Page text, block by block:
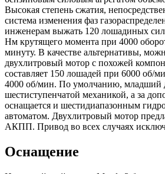
Высокая степень сжатия,
система изменения фаз
инженерам выжать 120 лошадиных
Нм крутящего момента при 4000
минуту. В качестве альтернативы,
двухлитровый мотор с похожей
составляет 150 лошадей при 6000 об/
4000 об/мин. По умолчанию, младший
шестиступенчатой механикой, а за
оснащается и шестидиапазонным
автоматом. Двухлитровый мотор
АКПП. Привод во всех случаях
Оснащение